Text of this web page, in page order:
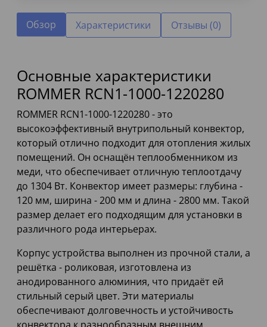
Обзор Характеристики Отзывы (0)
Основные характеристики
ROMMER RCN1-1000-1220280
ROMMER RCN1-1000-1220280 - это
высокоэффективный внутрипольный конвектор,
который отлично подходит для отопления жилых
помещений. Он оснащён теплообменником из
меди, что обеспечивает отличную теплоотдачу
до 1304 Вт. Конвектор имеет размеры: глубина -
120 мм, ширина - 200 мм и длина - 2800 мм. Такой
размер делает его подходящим для установки в
различного рода интерьерах.
Корпус устройства выполнен из прочной стали, а
решётка - роликовая, изготовлена из
анодированного алюминия, что придаёт ей
стильный серый цвет. Эти материалы
обеспечивают долговечность и устойчивость